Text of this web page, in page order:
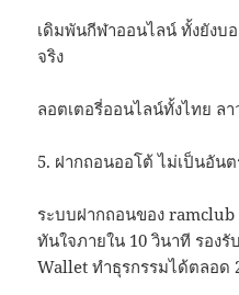
เดิมพันกีฬาออนไลน์ ทั้งยังบ
จริง
ลอตเตอรี่ออนไลน์ทั้งไทย ล
5. ฝากถอนออโต้ ไม่เป็นอันต
ระบบฝากถอนของ
ทันใจภายใน 10 วินาที รอง
Wallet ทำธุรกรรมได้ตลอด